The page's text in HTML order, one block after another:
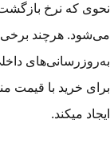
هرچند برخی
خرید با قیمت
می­کند.